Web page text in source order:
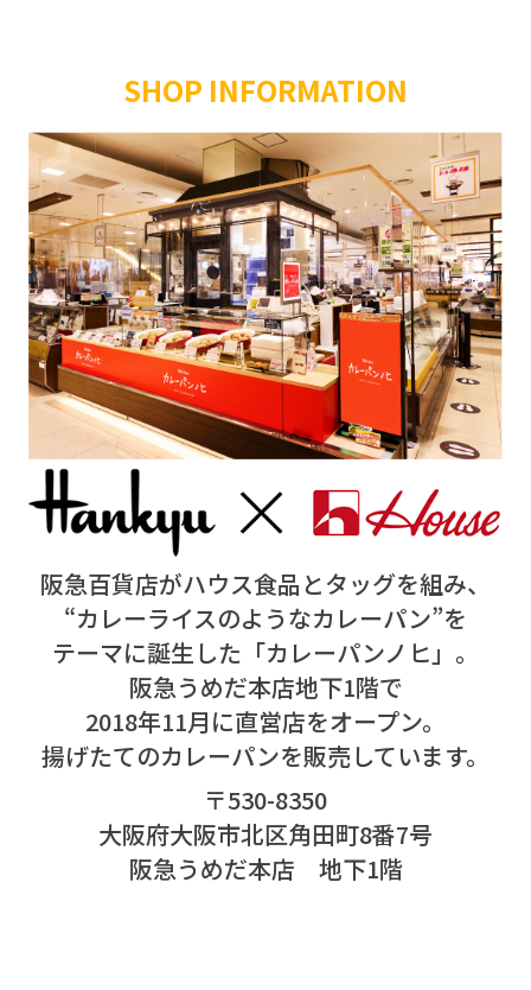
SHOP INFORMATION
阪急百貨店がハウス食品とタッグを組み、
“カレーライスのようなカレーパン”を
テーマに誕生した「カレーパンノヒ」。
阪急うめだ本店地下1階で
2018年11月に直営店をオープン。
揚げたてのカレーパンを販売しています。
〒530-8350
大阪府大阪市北区角田町8番7号
阪急うめだ本店 地下1階